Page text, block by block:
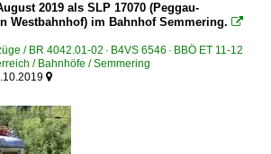
2019 als SLP 17070 (Peggau-
Westbahnhof) im Bahnhof Semmering. 
/ BR 4042.01-02 · B4VS 6546 · BBÖ ET 11-12
/ Bahnhöfe / Semmering
